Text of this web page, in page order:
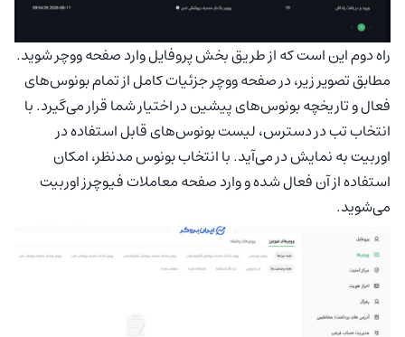
راه دوم این است که از طریق بخش پروفایل وارد صفحه ووچر شوید.
مطابق تصویر زیر، در صفحه ووچر جزئیات کامل از تمام بونوس‌های
فعال و تاریخچه بونوس‌های پیشین در اختیار شما قرار می‌گیرد. با
انتخاب تب در دسترس، لیست بونوس‌های قابل استفاده در
اوربیت به نمایش در می‌آید. با انتخاب بونوس مدنظر، امکان
استفاده از آن فعال شده و وارد صفحه معاملات فیوچرز اوربیت
می‌شوید.